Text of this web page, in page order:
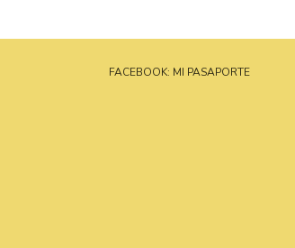
FACEBOOK: MI PASAPORTE